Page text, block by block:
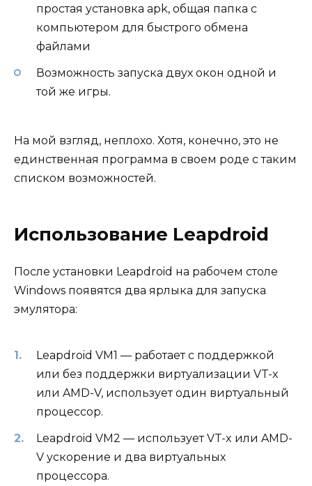
простая установка apk, общая папка с
компьютером для быстрого обмена
файлами
Возможность запуска двух окон одной и
той же игры.
На мой взгляд, неплохо. Хотя, конечно, это не
единственная программа в своем роде с таким
списком возможностей.
Использование Leapdroid
После установки Leapdroid на рабочем столе
Windows появятся два ярлыка для запуска
эмулятора:
Leapdroid VM1 — работает с поддержкой
или без поддержки виртуализации VT-x
или AMD-V, использует один виртуальный
процессор.
Leapdroid VM2 — использует VT-x или AMD-
V ускорение и два виртуальных
процессора.